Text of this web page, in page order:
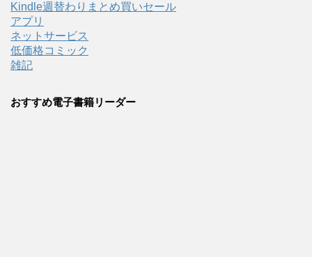
Kindle週替わりまとめ買いセール
アプリ
ネットサービス
低価格コミック
雑記
おすすめ電子書籍リーダー